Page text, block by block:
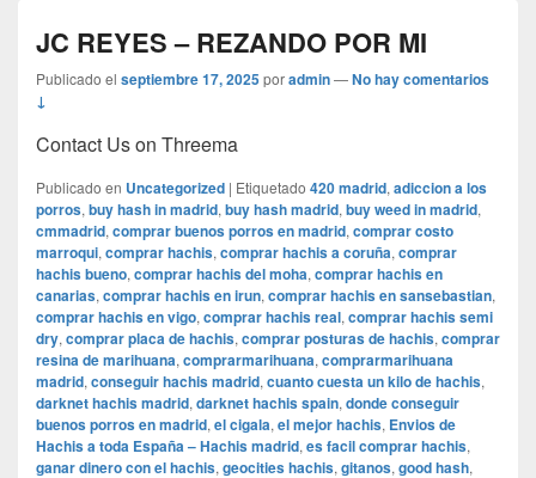
JC REYES – REZANDO POR MI
Publicado el septiembre 17, 2025poradmin—No hay comentarios
↓
Contact Us on Threema
Publicado en Uncategorized | Etiquetado 420 madrid, adiccion a los
porros, buy hash in madrid, buy hash madrid, buy weed in madrid,
cmmadrid, comprar buenos porros en madrid, comprar costo
marroqui, comprar hachis, comprar hachis a coruña, comprar
hachis bueno, comprar hachis del moha, comprar hachis en
canarias, comprar hachis en irun, comprar hachis en sansebastian,
comprar hachis en vigo, comprar hachis real, comprar hachis semi
dry, comprar placa de hachis, comprar posturas de hachis, comprar
resina de marihuana, comprarmarihuana, comprarmarihuana
madrid, conseguir hachis madrid, cuanto cuesta un kilo de hachis,
darknet hachis madrid, darknet hachis spain, donde conseguir
buenos porros en madrid, el cigala, el mejor hachis, Envios de
Hachis a toda España – Hachis madrid, es facil comprar hachis,
ganar dinero con el hachis, geocities hachis, gitanos, good hash,